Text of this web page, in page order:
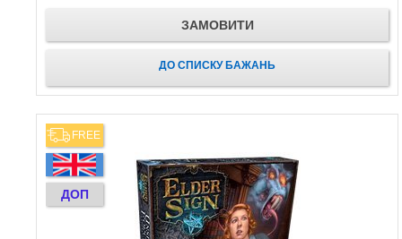
ЗАМОВИТИ
ДО СПИСКУ БАЖАНЬ
FREE
ДОП